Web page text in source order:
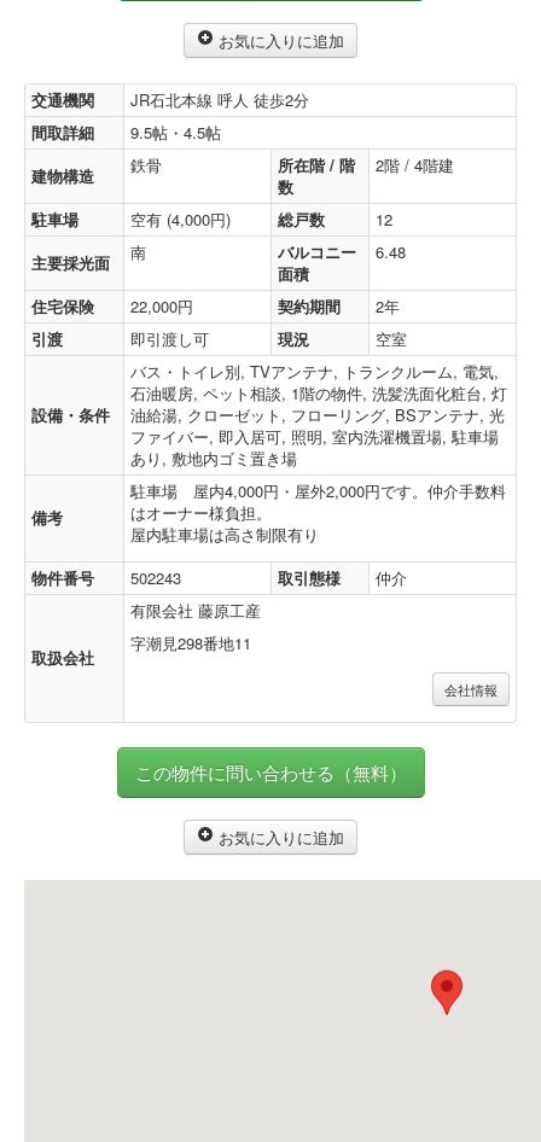
お気に入りに追加
交通機関
JR石北本線 呼人 徒歩2分
間取詳細
9.5帖・4.5帖
建物構造
鉄骨
所在階 / 階
数
2階 / 4階建
駐車場 空有 (4,000円) 総戸数
12
主要採光面
南
バルコニー
面積
6.48
住宅保険 22,000円 契約期間
2年
引渡
即引渡し可 現況 空室
設備・条件
バス・トイレ別, TVアンテナ, トランクルーム, 電気,
石油暖房, ペット相談, 1階の物件, 洗髪洗面化粧台, 灯
油給湯, クローゼット, フローリング, BSアンテナ, 光
ファイバー, 即入居可, 照明, 室内洗濯機置場, 駐車場
あり, 敷地内ゴミ置き場
備考
駐車場 屋内4,000円・屋外2,000円です。仲介手数料
はオーナー様負担。
屋内駐車場は高さ制限有り
物件番号
502243 取引態様 仲介
取扱会社
有限会社 藤原工産
字潮見298番地11
会社情報
この物件に問い合わせる（無料）
お気に入りに追加